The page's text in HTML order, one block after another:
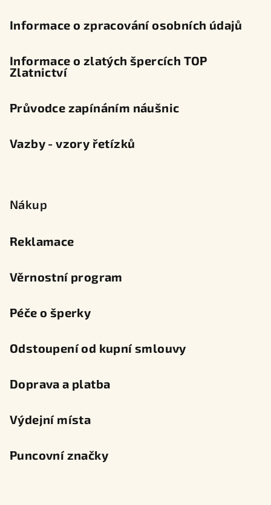
Informace o zpracování osobních údajů
Informace o zlatých špercích TOP
Zlatnictví
Průvodce zapínáním náušnic
Vazby - vzory řetízků
Nákup
Reklamace
Věrnostní program
Péče o šperky
Odstoupení od kupní smlouvy
Doprava a platba
Výdejní místa
Puncovní značky